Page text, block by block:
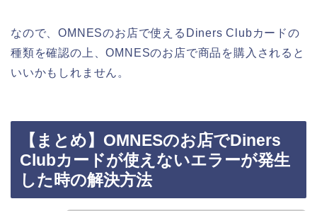
なので、OMNESのお店で使えるDiners Clubカードの
種類を確認の上、OMNESのお店で商品を購入されると
いいかもしれません。
【まとめ】OMNESのお店でDiners
Clubカードが使えないエラーが発生
した時の解決方法